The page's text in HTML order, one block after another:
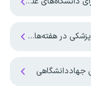
آینده منتشر می‌شود
جهاددانشگاهی